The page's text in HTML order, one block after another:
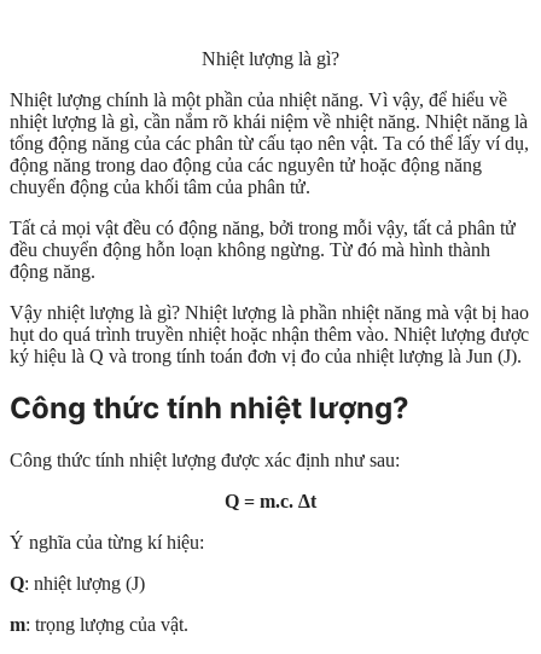
Nhiệt lượng là gì?
Nhiệt lượng chính là một phần của nhiệt năng. Vì vậy, để hiểu về
nhiệt lượng là gì, cần nắm rõ khái niệm về nhiệt năng. Nhiệt năng là
tổng động năng của các phân từ cấu tạo nên vật. Ta có thể lấy ví dụ,
động năng trong dao động của các nguyên tử hoặc động năng
chuyển động của khối tâm của phân tử.
Tất cả mọi vật đều có động năng, bởi trong mỗi vậy, tất cả phân tử
đều chuyển động hỗn loạn không ngừng. Từ đó mà hình thành
động năng.
Vậy nhiệt lượng là gì? Nhiệt lượng là phần nhiệt năng mà vật bị hao
hụt do quá trình truyền nhiệt hoặc nhận thêm vào. Nhiệt lượng được
ký hiệu là Q và trong tính toán đơn vị đo của nhiệt lượng là Jun (J).
Công thức tính nhiệt lượng?
Công thức tính nhiệt lượng được xác định như sau:
Q = m.c. ∆t
Ý nghĩa của từng kí hiệu:
Q: nhiệt lượng (J)
m: trọng lượng của vật.